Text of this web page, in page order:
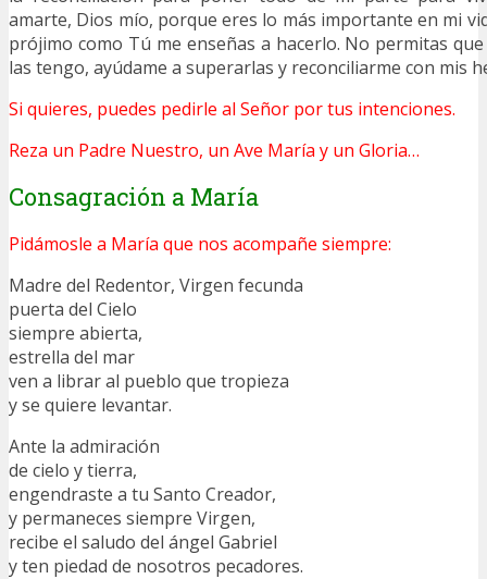
amarte, Dios mío, porque eres lo más importante en mi
prójimo como Tú me enseñas a hacerlo. No permitas
las tengo, ayúdame a superarlas y reconciliarme con mis
Si quieres, puedes pedirle al Señor por tus intenciones.
Reza un Padre Nuestro, un Ave María y un Gloria…
Consagración a María
Pidámosle a María que nos acompañe siempre:
Madre del Redentor, Virgen fecunda
puerta del Cielo
siempre abierta,
estrella del mar
ven a librar al pueblo que tropieza
y se quiere levantar.
Ante la admiración
de cielo y tierra,
engendraste a tu Santo Creador,
y permaneces siempre Virgen,
recibe el saludo del ángel Gabriel
y ten piedad de nosotros pecadores.